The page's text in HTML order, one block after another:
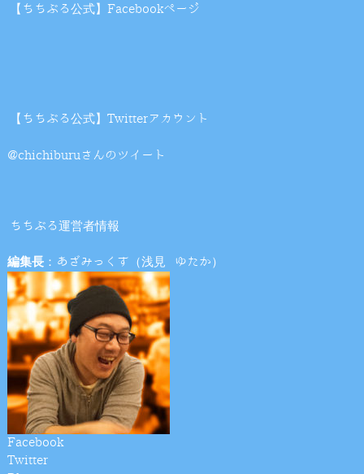
【ちちぶる公式】Facebookページ
【ちちぶる公式】Twitterアカウント
@chichiburuさんのツイート
ちちぶる運営者情報
編集長：あざみっくす（浅見 ゆたか）
Facebook
Twitter